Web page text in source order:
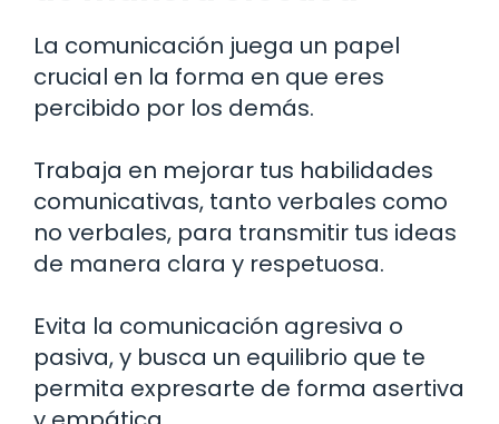
La comunicación juega un papel
crucial en la forma en que eres
percibido por los demás.
Trabaja en mejorar tus habilidades
comunicativas, tanto verbales como
no verbales, para transmitir tus ideas
de manera clara y respetuosa.
Evita la comunicación agresiva o
pasiva, y busca un equilibrio que te
permita expresarte de forma asertiva